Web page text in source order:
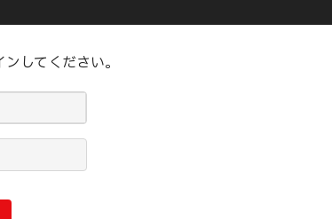
してください。